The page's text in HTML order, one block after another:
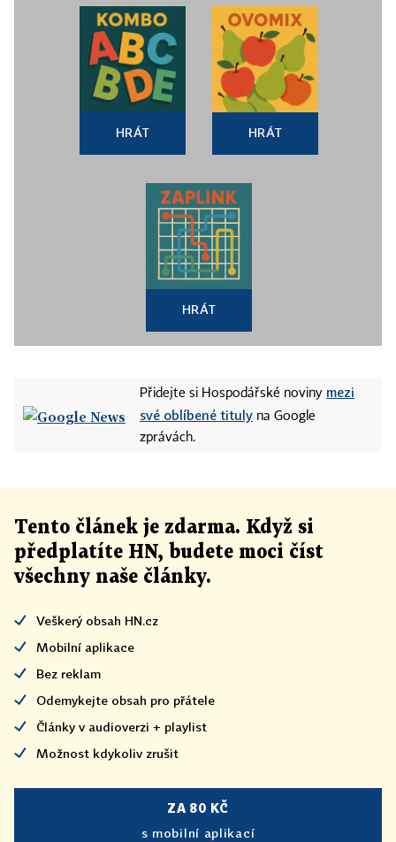
HRÁT HRÁT
HRÁT
Přidejte si Hospodářské noviny mezi
své oblíbené tituly na Google
zprávách.
Tento článek je zdarma. Když si
předplatíte HN, budete moci číst
všechny naše články.
Veškerý obsah HN.cz
Mobilní aplikace
Bez reklam
Odemykejte obsah pro přátele
Články v audioverzi + playlist
Možnost kdykoliv zrušit
ZA 80 KČ
s mobilní aplikací